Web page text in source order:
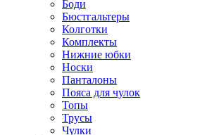
Боди
Бюстгальтеры
Колготки
Комплекты
Нижние юбки
Носки
Панталоны
Поясa для чулок
Топы
Трусы
Чулки